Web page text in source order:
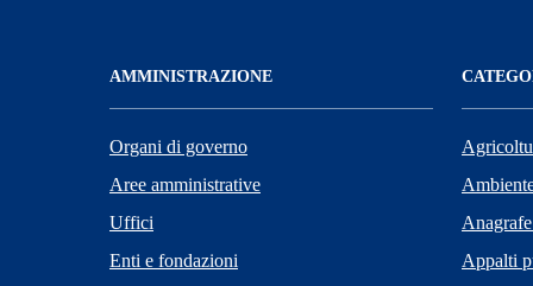
AMMINISTRAZIONE
Organi di governo
Aree amministrative
Uffici
Enti e fondazioni
Appalti